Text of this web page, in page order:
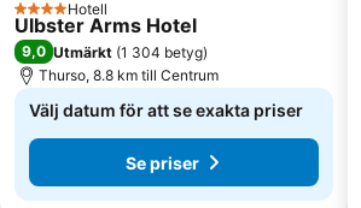
4 Stjärnor
Hotell
Ulbster Arms Hotel
9,0 Utmärkt (1 304 betyg)
Thurso, 8.8 km till Centrum
Välj datum för att se exakta priser
Se priser